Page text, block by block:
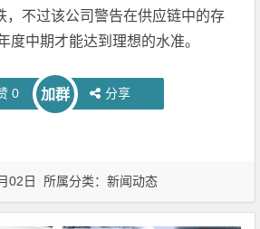
，不过该公司警告在供应链中的存
度中期才能达到理想的水准。
0 加群 分享
02日 所属分类：新闻动态